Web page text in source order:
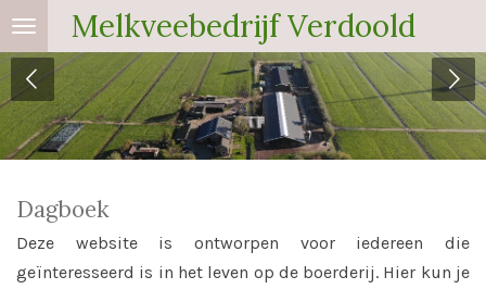
Ga
direct
naar
de
hoofdinhoud
Melkveebedrijf Verdoold
Dagboek
Deze website is ontworpen voor iedereen die
geïnteresseerd is in het leven op de boerderij. Hier kun je